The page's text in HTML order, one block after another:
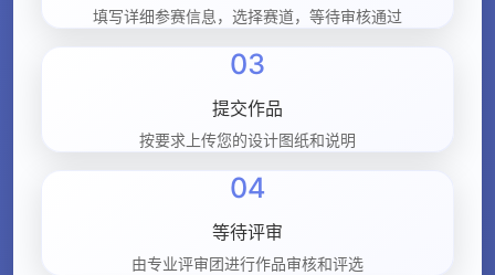
填写详细参赛信息，选择赛道，等待审核通过
03
提交作品
按要求上传您的设计图纸和说明
04
等待评审
由专业评审团进行作品审核和评选